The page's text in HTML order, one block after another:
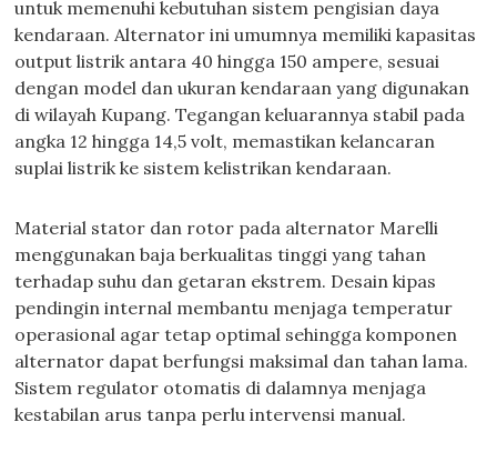
untuk memenuhi kebutuhan sistem pengisian daya
kendaraan. Alternator ini umumnya memiliki kapasitas
output listrik antara 40 hingga 150 ampere, sesuai
dengan model dan ukuran kendaraan yang digunakan
di wilayah Kupang. Tegangan keluarannya stabil pada
angka 12 hingga 14,5 volt, memastikan kelancaran
suplai listrik ke sistem kelistrikan kendaraan.
Material stator dan rotor pada alternator Marelli
menggunakan baja berkualitas tinggi yang tahan
terhadap suhu dan getaran ekstrem. Desain kipas
pendingin internal membantu menjaga temperatur
operasional agar tetap optimal sehingga komponen
alternator dapat berfungsi maksimal dan tahan lama.
Sistem regulator otomatis di dalamnya menjaga
kestabilan arus tanpa perlu intervensi manual.